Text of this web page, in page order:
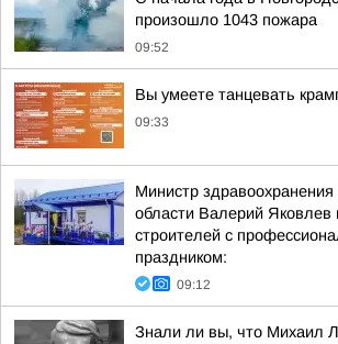
произошло 1043 пожара
09:52
Вы умеете танцевать
09:33
Министр здравоохранения
области Валерий Яковлев
строителей с
праздником:
09:12
Знали ли вы, что Михаил